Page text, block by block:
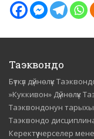
Таэквондо
Бүткүл дүйнөлүк
»Куккивон» Дүйнөлүк
Таэквондонун тарыхы
Таэквондо
Керектүү нерселер